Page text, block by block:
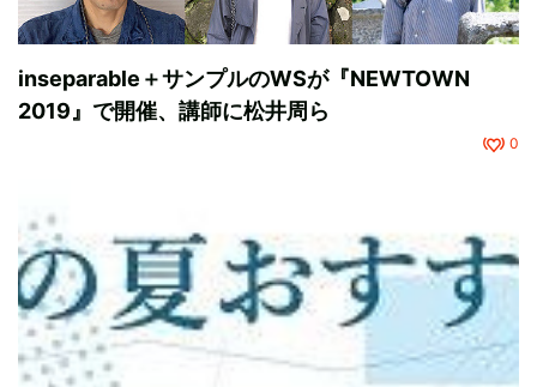
inseparable＋サンプルのWSが『NEWTOWN
2019』で開催、講師に松井周ら
0